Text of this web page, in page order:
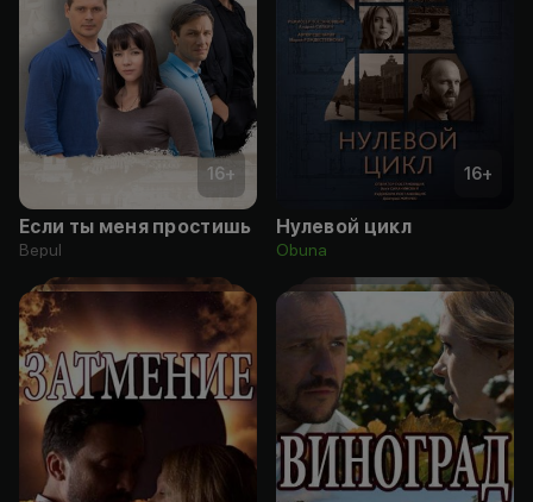
16+
Если ты меня простишь
Bepul
16+
Нулевой цикл
Obuna